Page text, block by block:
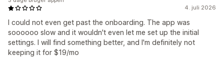
4. juli 2026
I could not even get past the onboarding. The app was
soooooo slow and it wouldn't even let me set up the initial
settings. I will find something better, and I'm definitely not
keeping it for $19/mo